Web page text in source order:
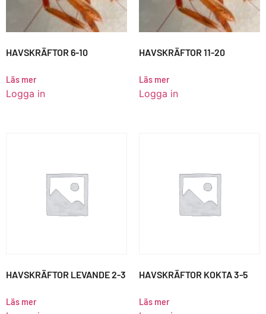
HAVSKRÄFTOR 6-10
Läs mer
Logga in
HAVSKRÄFTOR 11-20
Läs mer
Logga in
HAVSKRÄFTOR LEVANDE 2-3
Läs mer
HAVSKRÄFTOR KOKTA 3-5
Läs mer